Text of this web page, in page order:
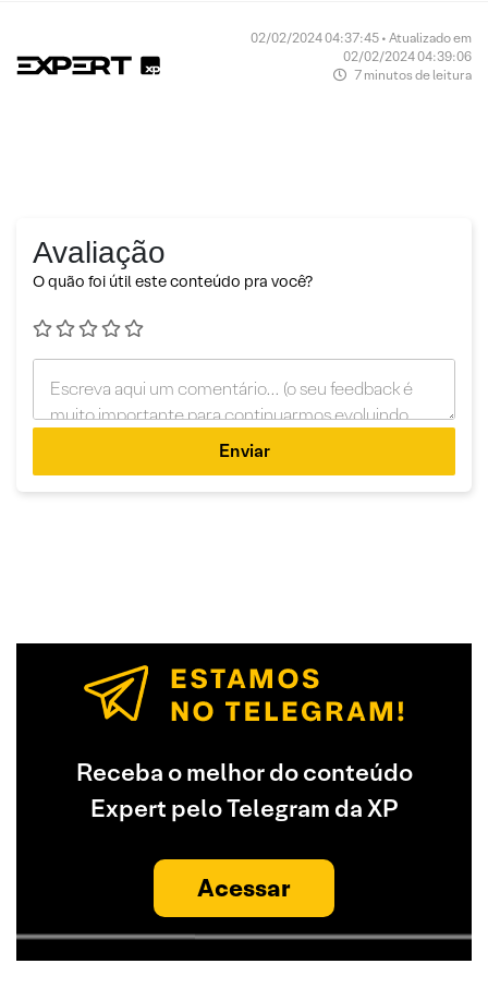
02/02/2024 04:37:45 • Atualizado em
02/02/2024 04:39:06
7 minutos de leitura
Avaliação
O quão foi útil este conteúdo pra você?
Enviar
Receba o melhor do conteúdo
Expert pelo Telegram da XP
Acessar